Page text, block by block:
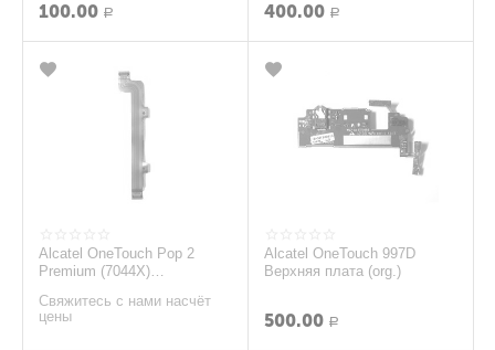
100.00 Р 400.00 Р
Alcatel OneTouch Pop 2
Premium (7044X)
Свяжитесь с нами насчёт
цены
Alcatel OneTouch 997D
Верхняя плата (org.)
500.00 Р